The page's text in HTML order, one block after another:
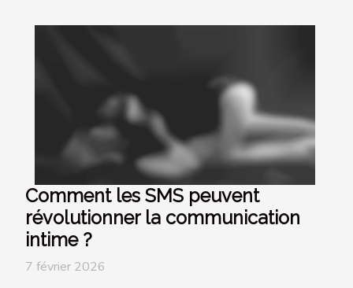
Comment les SMS peuvent
révolutionner la communication
intime ?
7 février 2026